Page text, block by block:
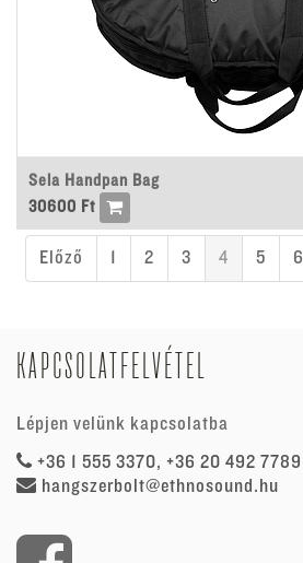
Sela Handpan Bag
30600 Ft
Előző 1 2 3 4 5 6
KAPCSOLATFELVÉTEL
Lépjen velünk kapcsolatba
+36 1 555 3370, +36 20 492 7789
hangszerbolt@ethnosound.hu